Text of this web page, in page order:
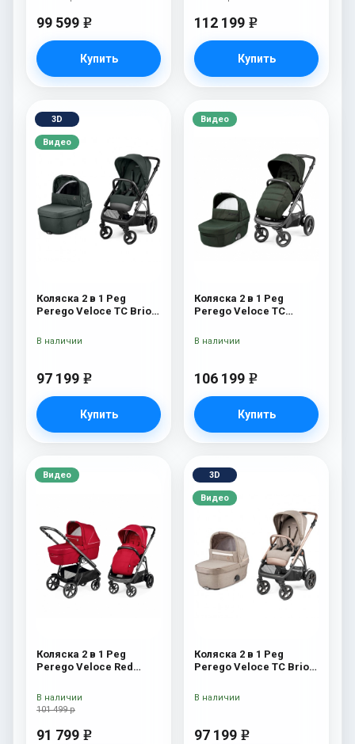
99 599 e
Купить
112 199 e
Купить
3D
Видео
Коляска 2 в 1 Peg
Perego Veloce TC Brio
97 199 e
Купить
В наличии
Видео
Коляска 2 в 1 Peg
Perego Veloce TC
106 199 e
Купить
В наличии
Видео
Коляска 2 в 1 Peg
Perego Veloce Red
101 499 р
91 799 e
В наличии
3D
Видео
Коляска 2 в 1 Peg
Perego Veloce TC Brio
97 199 e
В наличии